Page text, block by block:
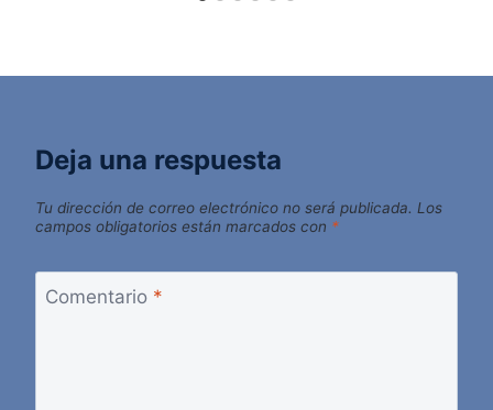
Deja una respuesta
Tu dirección de correo electrónico no será publicada. Los
campos obligatorios están marcados con *
Comentario *